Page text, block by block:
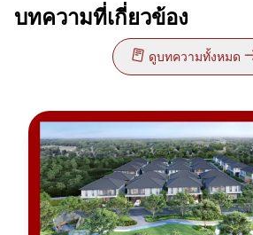
บทความที่เกี่ยวข้อง
ดูบทความทั้งหมด